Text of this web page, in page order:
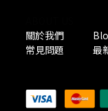
關於我們
常見問題
最